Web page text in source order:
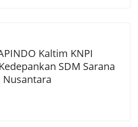
Kaltim KNPI
SDM Sarana
Nusantara